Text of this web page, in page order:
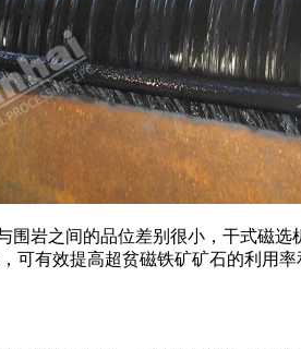
围岩之间的品位差别很小，干式磁
可有效提高超贫磁铁矿矿石的利用率